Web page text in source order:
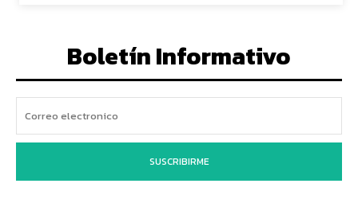
Boletín Informativo
SUSCRIBIRME